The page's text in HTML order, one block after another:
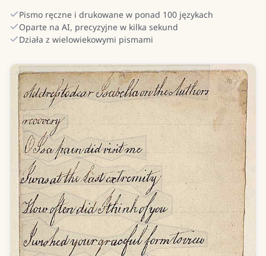
Pismo ręczne i drukowane w ponad 100 językach
Oparte na AI, precyzyjne w kilka sekund
Działa z wielowiekowymi pismami